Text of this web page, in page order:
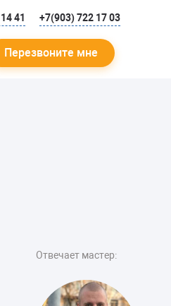
41 +7(903) 722 17 03
Перезвоните мне
Отвечает мастер: